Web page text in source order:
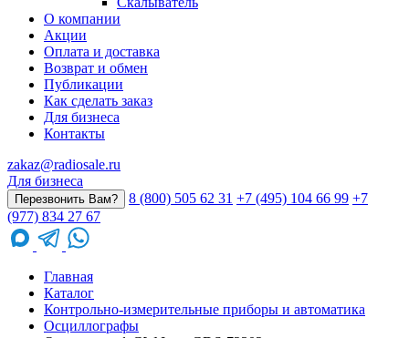
О компании
Акции
Оплата и доставка
Возврат и обмен
Публикации
Как сделать заказ
Для бизнеса
Контакты
zakaz@radiosale.ru
Для бизнеса
Перезвонить Вам? 8 (800) 505 62 31 +7 (495) 104 66 99 +7
(977) 834 27 67
Главная
Каталог
Контрольно-измерительные приборы и автоматика
Осциллографы